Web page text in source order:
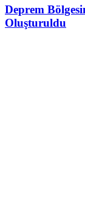
Deprem
Oluşturuldu